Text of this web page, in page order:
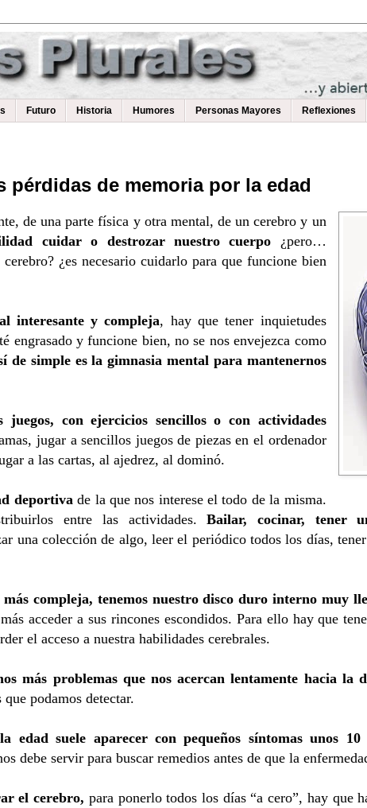
Futuro Historia Humores Personas Mayores Reflexiones
pérdidas de memoria por la edad
de una parte física y otra mental, de un cerebro y un
cuidar o destrozar nuestro cuerpo ¿pero…
¿es necesario cuidarlo para que funcione bien
interesante y compleja, hay que tener inquietudes
engrasado y funcione bien, no se nos envejezca como
de simple es la gimnasia mental para mantenernos
juegos, con ejercicios sencillos o con actividades
jugar a sencillos juegos de piezas en el ordenador
a las cartas, al ajedrez, al dominó.
deportivade la que nos interese el todo de la misma.
entre las actividades.Bailar, cocinar, tener
una colección de algo, leer el periódico todos los días,
compleja, tenemos nuestro disco duro interno muy
acceder a sus rincones escondidos. Para ello hay que
el acceso a nuestra habilidades cerebrales.
más problemas que nos acercan lentamente hacia la
podamos detectar.
edad suele aparecer con pequeños síntomas unos
debe servir para buscar remedios antes de que la
el cerebro, para ponerlo todos los días “a cero”, hay que